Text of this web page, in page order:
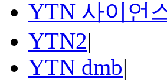
YTN 사이언
YTN2|
YTN dmb|